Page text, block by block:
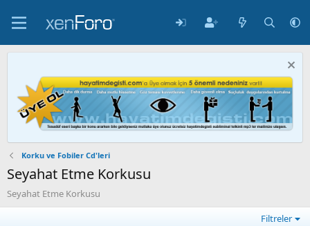
Korku ve Fobiler Cd'leri
Seyahat Etme Korkusu
Seyahat Etme Korkusu
Filtreler